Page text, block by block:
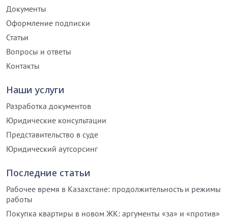
Документы
Оформление подписки
Статьи
Вопросы и ответы
Контакты
Наши услуги
Разработка документов
Юридические консультации
Представительство в суде
Юридический аутсорсинг
Последние статьи
Рабочее время в Казахстане: продолжительность и режимы
работы
Покупка квартиры в новом ЖК: аргументы «за» и «против»